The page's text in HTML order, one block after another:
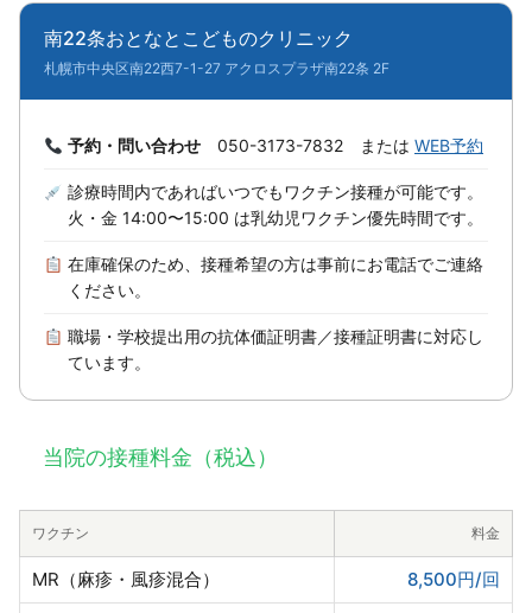
南22条おとなとこどものクリニック
札幌市中央区南22西7-1-27 アクロスプラザ南22条 2F
予約・問い合わせ 050-3173-7832 または WEB予約
診療時間内であればいつでもワクチン接種が可能です。
火・金 14:00〜15:00 は乳幼児ワクチン優先時間です。
在庫確保のため、接種希望の方は事前にお電話でご連絡
ください。
職場・学校提出用の抗体価証明書／接種証明書に対応し
ています。
当院の接種料金（税込）
ワクチン 料金
MR（麻疹・風疹混合） 8,500円/回